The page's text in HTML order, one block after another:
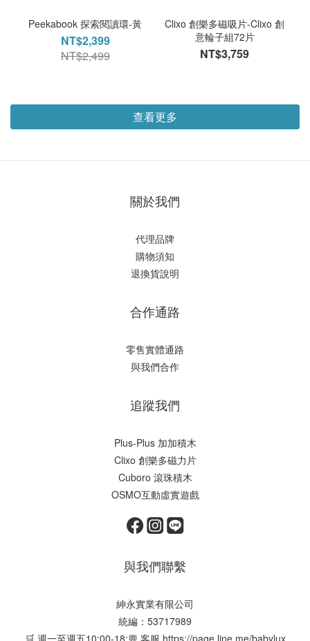
Peekabook 探索閱讀環-黃
NT$2,399
NT$2,499
Clixo 創樂多磁吸片-Clixo 創
意輪子組72片
NT$3,759
查看更多
關於我們
代理品牌
購物須知
退換貨說明
合作通路
零售實體通路
與我們合作
追蹤我們
Plus-Plus 加加積木
Clixo 創樂多磁力片
Cuboro 滾珠積木
OSMO互動虛實遊戲
與我們聯繫
紳永實業有限公司
統編：53717989
🛒 週一至週五10:00-18:💬 客服 https://page.line.me/babylux